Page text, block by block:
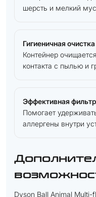
шерсть и мелкий
Гигиеничная
Контейнер
контакта с пылью и
Эффективная
Помогает
аллергены внутри
Dyson Ball Animal